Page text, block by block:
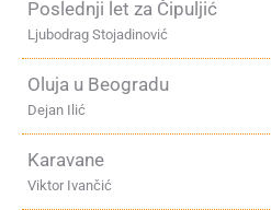
Poslednji let za Čipuljić
Ljubodrag Stojadinović
Oluja u Beogradu
Dejan Ilić
Karavane
Viktor Ivančić